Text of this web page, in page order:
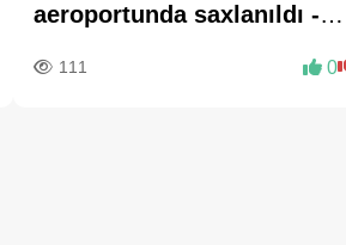
aeroportunda saxlanıldı -
111 0